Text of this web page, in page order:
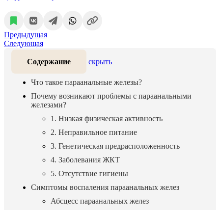
Предыдущая
Следующая
Содержание скрыть
Что такое параанальные железы?
Почему возникают проблемы с параанальными
железами?
1. Низкая физическая активность
2. Неправильное питание
3. Генетическая предрасположенность
4. Заболевания ЖКТ
5. Отсутствие гигиены
Симптомы воспаления параанальных желез
Абсцесс параанальных желез